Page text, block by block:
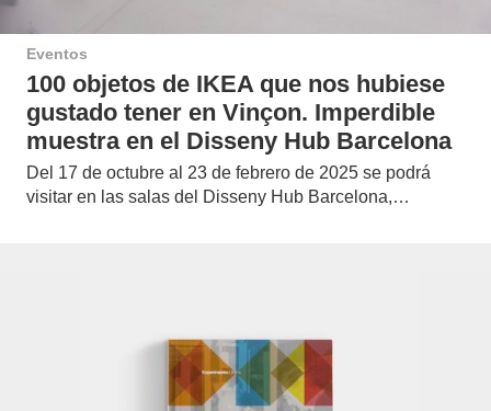
Eventos
100 objetos de IKEA que nos hubiese
gustado tener en Vinçon. Imperdible
muestra en el Disseny Hub Barcelona
Del 17 de octubre al 23 de febrero de 2025 se podrá
visitar en las salas del Disseny Hub Barcelona,…